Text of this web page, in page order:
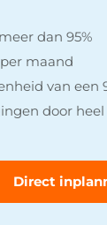
dan 95%
maand
van een
door
Direct